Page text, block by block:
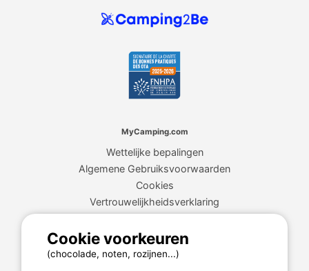
MyCamping.com
Wettelijke bepalingen
Algemene Gebruiksvoorwaarden
Cookies
Vertrouwelijkheidsverklaring
MyCamping.com garantie
Cookie voorkeuren
(chocolade, noten, rozijnen...)